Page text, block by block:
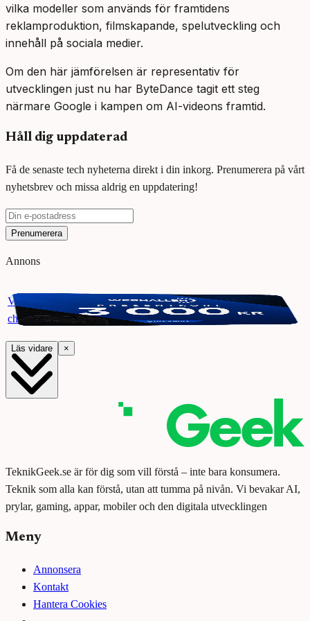
vilka modeller som används för framtidens
reklamproduktion, filmskapande, spelutveckling och
innehåll på sociala medier.
Om den här jämförelsen är representativ för
utvecklingen just nu har ByteDance tagit ett steg
närmare Google i kampen om AI-videons framtid.
Håll dig uppdaterad
Få de senaste tech nyheterna direkt i din inkorg. Prenumerera på vårt
nyhetsbrev och missa aldrig en uppdatering!
Prenumerera
Annons
Vinn ett presentkort på Webhallen. Delta i vår giveaway för
chansen att vinna 3000 kr.
Läs vidare ×
TeknikGeek.se är för dig som vill förstå – inte bara konsumera.
Teknik som alla kan förstå, utan att tumma på nivån. Vi bevakar AI,
prylar, gaming, appar, mobiler och den digitala utvecklingen
Meny
Annonsera
Kontakt
Hantera Cookies